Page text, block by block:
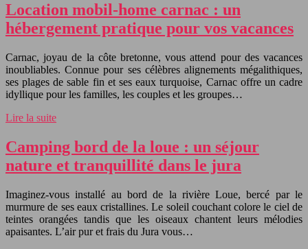
Location mobil-home carnac : un
hébergement pratique pour vos vacances
Carnac, joyau de la côte bretonne, vous attend pour des vacances
inoubliables. Connue pour ses célèbres alignements mégalithiques,
ses plages de sable fin et ses eaux turquoise, Carnac offre un cadre
idyllique pour les familles, les couples et les groupes…
Lire la suite
Camping bord de la loue : un séjour
nature et tranquillité dans le jura
Imaginez-vous installé au bord de la rivière Loue, bercé par le
murmure de ses eaux cristallines. Le soleil couchant colore le ciel de
teintes orangées tandis que les oiseaux chantent leurs mélodies
apaisantes. L’air pur et frais du Jura vous…